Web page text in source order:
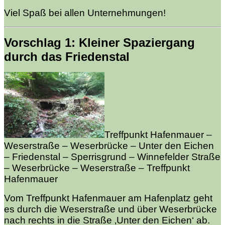
Viel Spaß bei allen Unternehmungen!
Vorschlag 1: Kleiner Spaziergang
durch das Friedenstal
Treffpunkt Hafenmauer –
Weserstraße – Weserbrücke – Unter den Eichen
– Friedenstal – Sperrisgrund – Winnefelder Straße
– Weserbrücke – Weserstraße – Treffpunkt
Hafenmauer
Vom Treffpunkt Hafenmauer am Hafenplatz geht
es durch die Weserstraße und über Weserbrücke
nach rechts in die Straße ‚Unter den Eichen‘ ab.